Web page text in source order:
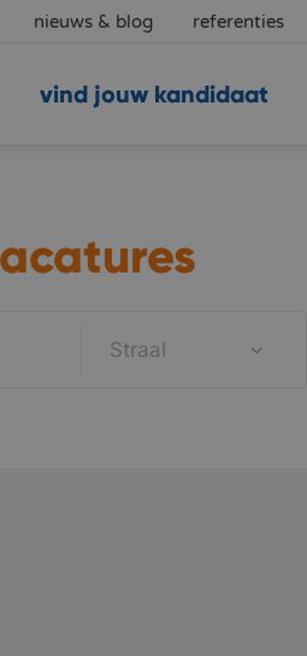
nieuws & blog referenties
vind jouw kandidaat
Straal